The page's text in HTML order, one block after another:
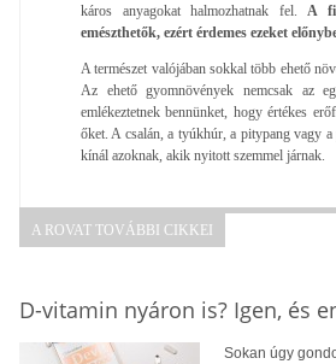
káros anyagokat halmozhatnak fel.
A
emészthetők, ezért érdemes ezeket
A természet valójában sokkal több ehető
Az ehető gyomnövények nemcsak az
emlékeztetnek bennünket, hogy értékes
őket. A csalán, a tyúkhúr, a pitypang vagy
kínál azoknak, akik nyitott szemmel járnak.
A ROVAT TOVÁBBI CIKKEI
D-vitamin nyáron is? Igen, és
Sokan úgy